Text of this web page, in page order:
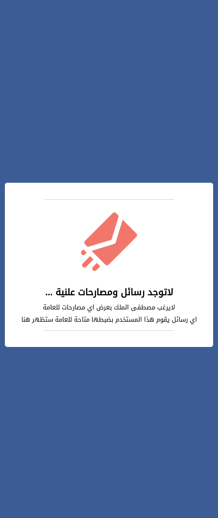
لاتوجد رسائل ومصارحات علنية ...
لايرغب مصطفى الملك بعرض اي مصارحات للعامة
اي رسائل يقوم هذا المستخدم بضبطها متاحة للعامة ستظهر هنا